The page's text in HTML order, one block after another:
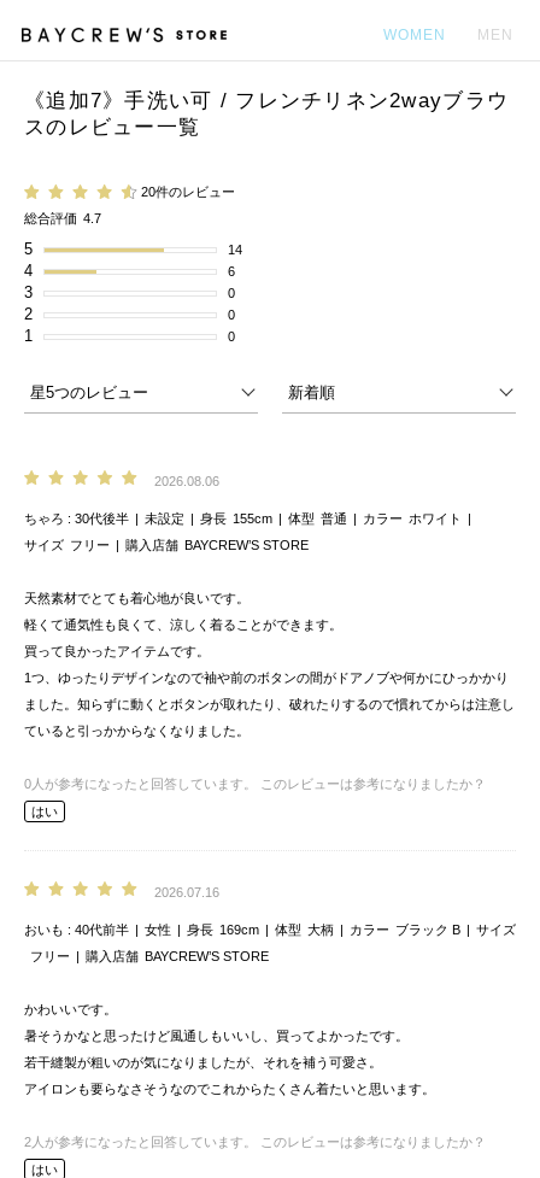
WOMEN MEN
《追加7》手洗い可 / フレンチリネン2wayブラウ
スのレビュー一覧
20件のレビュー
総合評価 4.7
5 14
4 6
3 0
2 0
1 0
2026.08.06
ちゃろ 30代後半 未設定 身長 155cm 体型 普通 カラー ホワイト
サイズ フリー 購入店舗 BAYCREW’S STORE
天然素材でとても着心地が良いです。
軽くて通気性も良くて、涼しく着ることができます。
買って良かったアイテムです。
1つ、ゆったりデザインなので袖や前のボタンの間がドアノブや何かにひっかかり
ました。知らずに動くとボタンが取れたり、破れたりするので慣れてからは注意し
ていると引っかからなくなりました。
0 人が参考になったと回答しています。
このレビューは参考になりましたか？
はい
2026.07.16
おいも 40代前半 女性 身長 169cm 体型 大柄 カラー ブラック B
サイズ
フリー
購入店舗 BAYCREW’S STORE
かわいいです。
暑そうかなと思ったけど風通しもいいし、買ってよかったです。
若干縫製が粗いのが気になりましたが、それを補う可愛さ。
アイロンも要らなさそうなのでこれからたくさん着たいと思います。
2 人が参考になったと回答しています。
このレビューは参考になりましたか？
はい